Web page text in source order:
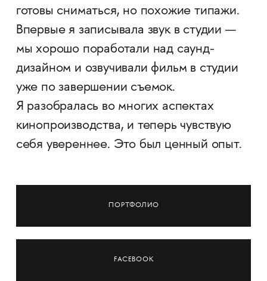
готовы сниматься, но похожие типажи.
Впервые я записывала звук в студии —
мы хорошо поработали над саунд-
дизайном и озвучивали фильм в студии
уже по завершении съемок.
Я разобралась во многих аспектах
кинопроизводства, и теперь чувствую
себя увереннее. Это был ценный опыт.
ПОРТФОЛИО
FACEBOOK